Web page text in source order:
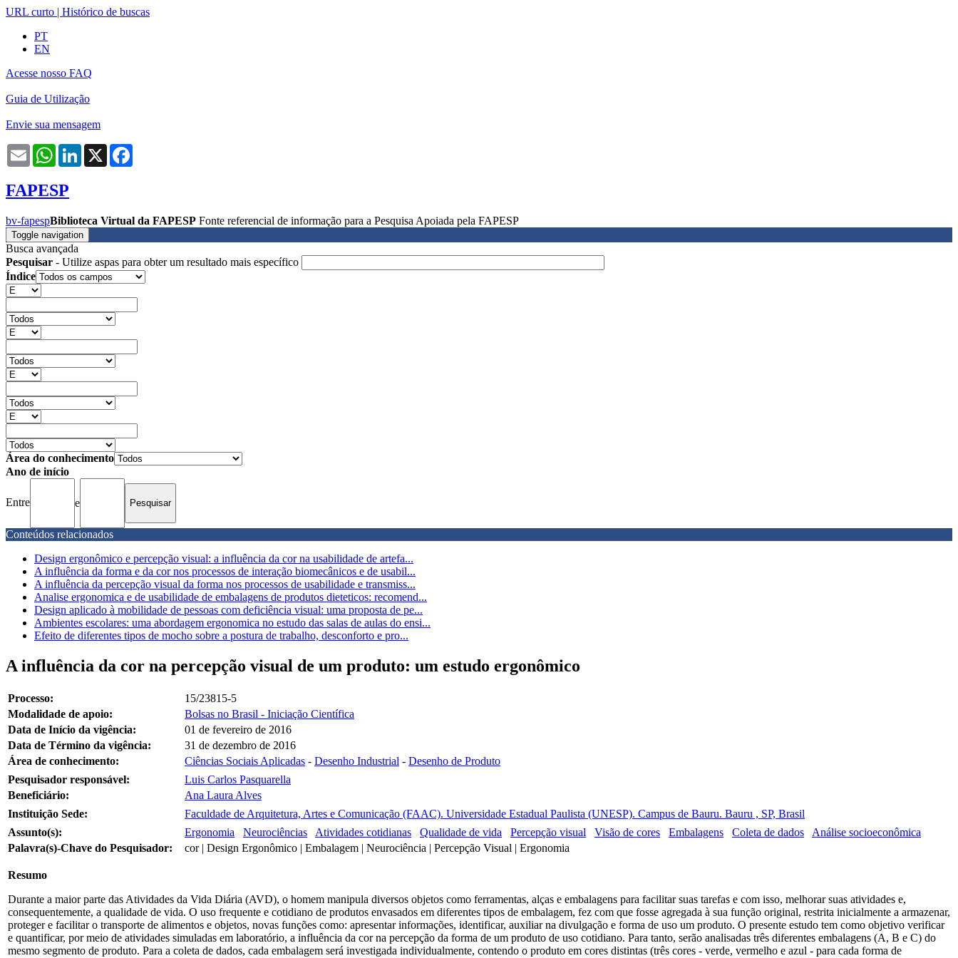
URL curto | Histórico de buscas
PT
EN
Acesse nosso FAQ
Guia de Utilização
Envie sua mensagem
Email WhatsAppLinkedIn
X
FAPESP
bv-fapespBiblioteca Virtual da FAPESP Fonte referencial de informação para a Pesquisa Apoiada pela FAPESP
Toggle navigation
Busca avançada
Pesquisar - Utilize aspas para obter um resultado mais específico
Índice
Área do conhecimento
Ano de início
Entre e
Conteúdos relacionados
Design ergonômico e percepção visual: a influência da cor na usabilidade de artefa...
A influência da forma e da cor nos processos de interação biomecânicos e de usabil...
A influência da percepção visual da forma nos processos de usabilidade e transmiss...
Analise ergonomica e de usabilidade de embalagens de produtos dieteticos: recomend...
Design aplicado à mobilidade de pessoas com deficiência visual: uma proposta de pe...
Ambientes escolares: uma abordagem ergonomica no estudo das salas de aulas do ensi...
Efeito de diferentes tipos de mocho sobre a postura de trabalho, desconforto e pro...
A influência da cor na percepção visual de um produto: um estudo ergonômico
Processo:
15/23815-5
Modalidade de apoio:
Bolsas no Brasil - Iniciação Científica
Data de Início da vigência:
01 de fevereiro de 2016
Data de Término da vigência:
31 de dezembro de 2016
Área de conhecimento:
Ciências Sociais Aplicadas - Desenho Industrial - Desenho de Produto
Pesquisador responsável:
Luis Carlos Pasquarella
Beneficiário:
Ana Laura Alves
Instituição Sede:
Faculdade de Arquitetura, Artes e Comunicação (FAAC). Universidade Estadual Paulista (UNESP). Campus de Bauru. Bauru , SP, Brasil
Assunto(s):
Ergonomia Neurociências Atividades cotidianas Qualidade de vida Percepção visual Visão de cores Embalagens Coleta de dados
Análise socioeconômica
Palavra(s)-Chave do Pesquisador:
cor | Design Ergonômico | Embalagem | Neurociência | Percepção Visual | Ergonomia
Resumo
Durante a maior parte das Atividades da Vida Diária (AVD), o homem manipula diversos objetos como ferramentas, alças e embalagens para facilitar suas tarefas e com isso, melhorar suas atividades e,
consequentemente, a qualidade de vida. O uso frequente e cotidiano de produtos envasados em diferentes tipos de embalagem, fez com que fosse agregada à sua função original, restrita inicialmente a armazenar,
proteger e facilitar o transporte de alimentos e objetos, novas funções como: apresentar informações, identificar, auxiliar na divulgação e forma de uso um produto. O presente estudo tem como objetivo verificar
e quantificar, por meio de atividades simuladas em laboratório, a influência da cor na percepção da forma de um produto de uso cotidiano. Para tanto, serão analisadas três diferentes embalagens (A, B e C) do
mesmo segmento de produto. Para a coleta de dados, cada embalagem será investigada individualmente, contendo o produto em cores distintas (três cores - verde, vermelho e azul - para cada forma de